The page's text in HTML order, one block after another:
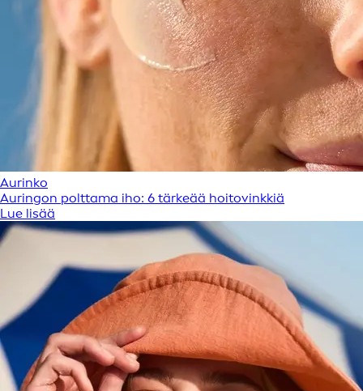
Aurinko
Auringon polttama iho: 6 tärkeää hoitovinkkiä
Lue lisää